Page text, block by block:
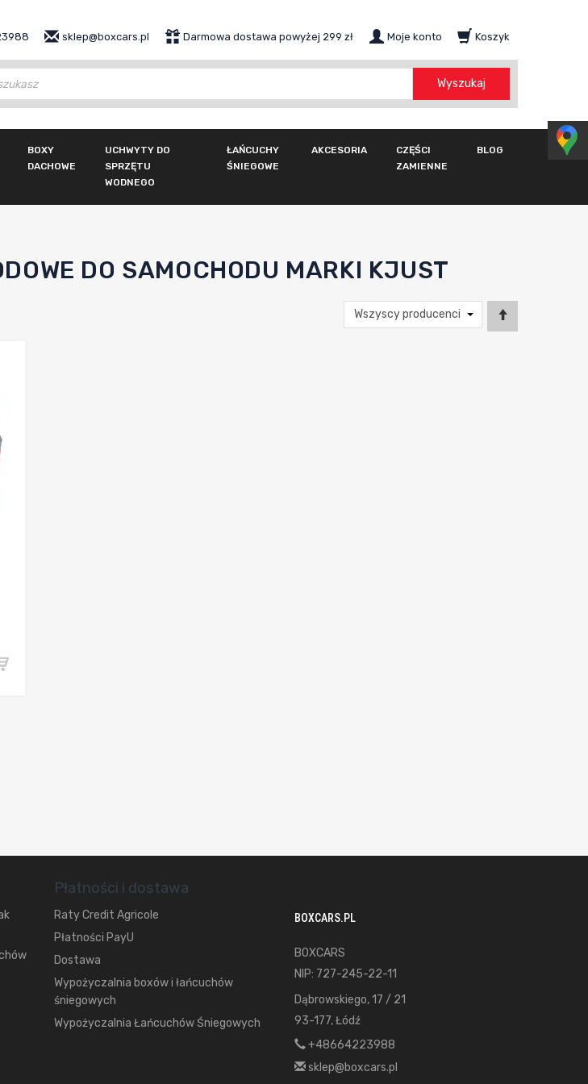
Darmowa dostawa powyżej 299 zł
sklep@boxcars.pl Moje konto Koszyk
Wyszukaj
BOXY
DACHOWE
UCHWYTY DO
SPRZĘTU
WODNEGO
ŁAŃCUCHY
ŚNIEGOWE
AKCESORIA
CZĘŚCI
ZAMIENNE
BLOG
DO SAMOCHODU MARKI KJUST
Płatności i dostawa
Raty Credit Agricole
Płatności PayU
Dostawa
Wypożyczalnia boxów i łańcuchów
śniegowych
Wypożyczalnia Łańcuchów Śniegowych
BOXCARS.PL
BOXCARS
NIP: 727-245-22-11
Dąbrowskiego, 17 / 21
93-177, Łódź
+48664223988
sklep@boxcars.pl